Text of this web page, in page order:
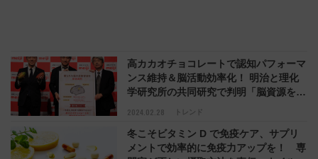
2024.02.28 トレンド
高カカオチョコレートで認知パフォーマ
ンス維持＆脳活動効率化！ 明治と理化
学研究所の共同研究で判明「脳資源をう
冬こそビタミン D で免疫ケア、サプリ
メントで効率的に免疫力アップを！ 専